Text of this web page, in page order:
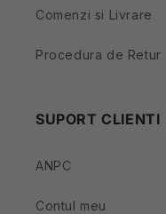
Comenzi si Livrare
Procedura de Retur
SUPORT CLIENTI
ANPC
Contul meu